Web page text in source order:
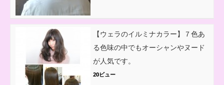
【ウェラのイルミナカラー】７色あ
る色味の中でもオーシャンやヌード
が人気です。
20ビュー